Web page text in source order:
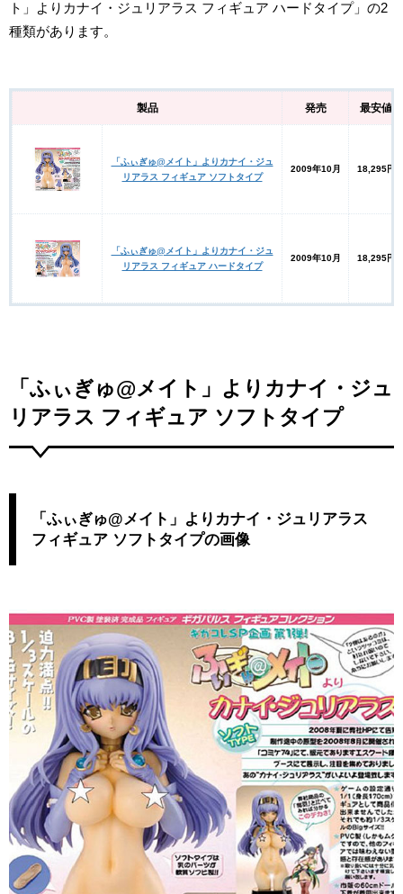
ト」よりカナイ・ジュリアラス フィギュア ハードタイプ」の2
種類があります。
製品 発売 最安値
「ふぃぎゅ@メイト」よりカナイ・ジュ
リアラス フィギュア ソフトタイプ
2009年10月 18,295円
「ふぃぎゅ@メイト」よりカナイ・ジュ
リアラス フィギュア ハードタイプ
2009年10月 18,295円
「ふぃぎゅ@メイト」よりカナイ・ジュ
リアラス フィギュア ソフトタイプ
「ふぃぎゅ@メイト」よりカナイ・ジュリアラス
フィギュア ソフトタイプの画像